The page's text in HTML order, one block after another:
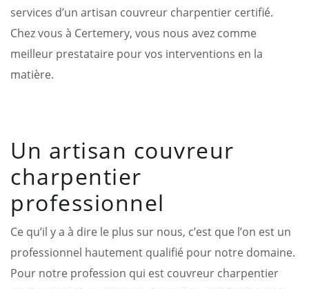
services d’un artisan couvreur charpentier certifié.
Chez vous à Certemery, vous nous avez comme
meilleur prestataire pour vos interventions en la
matière.
Un artisan couvreur
charpentier
professionnel
Ce qu’il y a à dire le plus sur nous, c’est que l’on est un
professionnel hautement qualifié pour notre domaine.
Pour notre profession qui est couvreur charpentier